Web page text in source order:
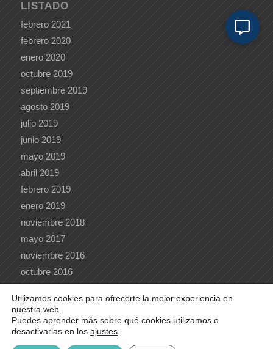
LISTADO
febrero 2021
febrero 2020
enero 2020
octubre 2019
septiembre 2019
agosto 2019
julio 2019
junio 2019
mayo 2019
abril 2019
febrero 2019
enero 2019
noviembre 2018
mayo 2017
noviembre 2016
octubre 2016
© 2020 e-lingua |Acceder al webmail
Utilizamos cookies para ofrecerte la mejor experiencia en
nuestra web.
Puedes aprender más sobre qué cookies utilizamos o
desactivarlas en los ajustes